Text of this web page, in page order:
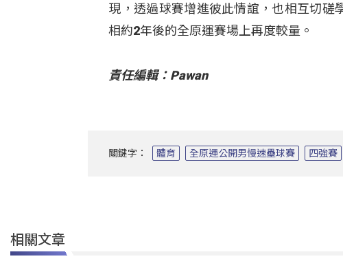
現，透過球賽增進彼此情誼，也相互切磋
相約2年後的全原運賽場上再度較量。
責任編輯：Pawan
關鍵字： 體育 全原運公開男慢速壘球賽 四強賽
相關文章